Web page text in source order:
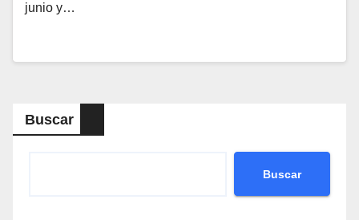
junio y…
Buscar
Buscar